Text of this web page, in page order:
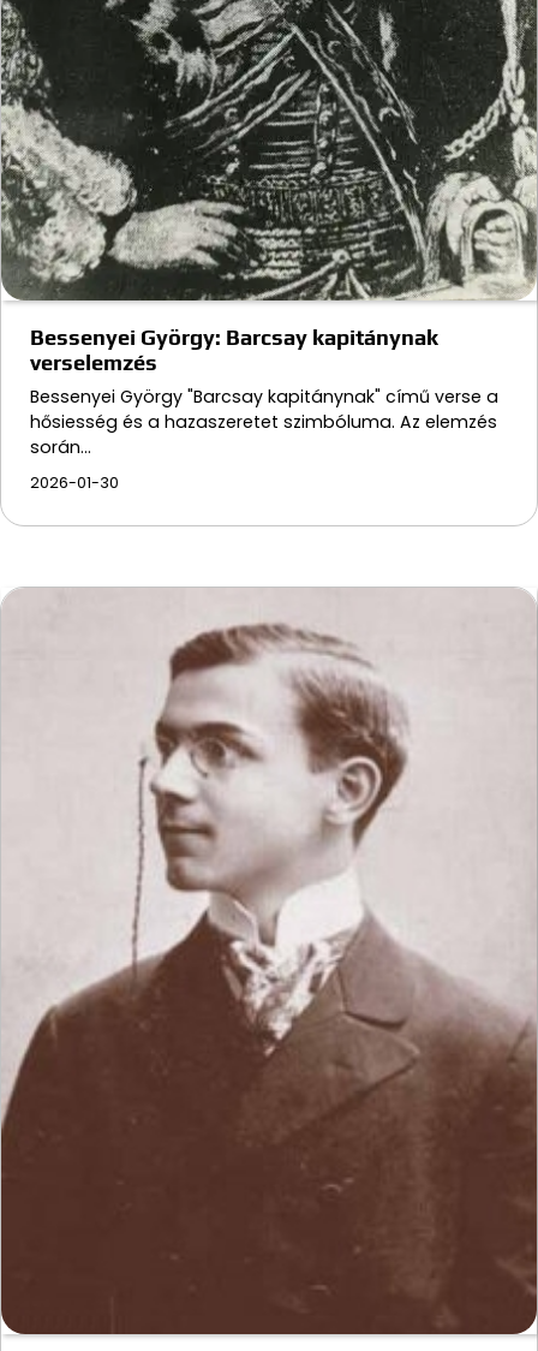
Bessenyei György: Barcsay kapitánynak
verselemzés
Bessenyei György "Barcsay kapitánynak" című verse a
hősiesség és a hazaszeretet szimbóluma. Az elemzés
során…
2026-01-30